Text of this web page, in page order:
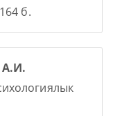
б.
А.И.